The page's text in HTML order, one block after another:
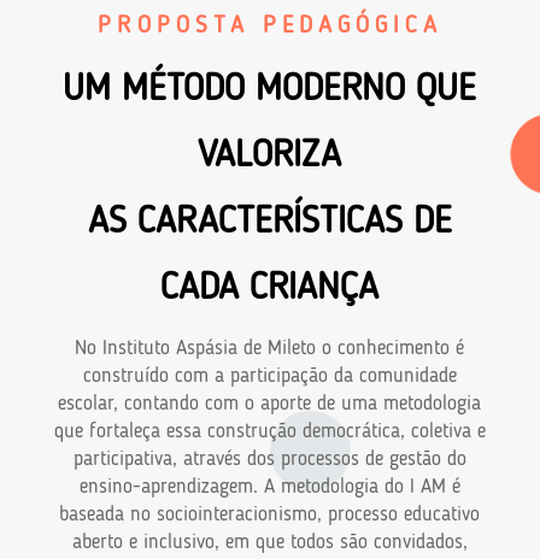
PROPOSTA PEDAGÓGICA
UM MÉTODO MODERNO QUE
VALORIZA
AS CARACTERÍSTICAS DE
CADA CRIANÇA
No Instituto Aspásia de Mileto o conhecimento é
construído com a participação da comunidade
escolar, contando com o aporte de uma metodologia
que fortaleça essa construção democrática, coletiva e
participativa, através dos processos de gestão do
ensino-aprendizagem. A metodologia do I AM é
baseada no sociointeracionismo, processo educativo
aberto e inclusivo, em que todos são convidados,